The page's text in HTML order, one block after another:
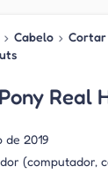
› Cabelo › Cortar
Real
de 2019
(computador,